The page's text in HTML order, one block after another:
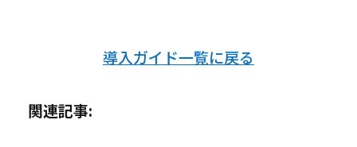
導入ガイド一覧に戻る
関連記事: